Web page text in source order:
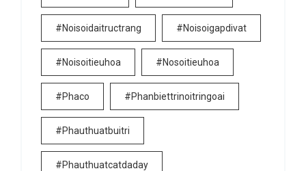
#noisoidaitructrang #noisoigapdivat
#noisoitieuhoa #nosoitieuhoa
#phaco #phanbiettrinoitringoai
#phauthuatbuitri
#phauthuatcatdaday